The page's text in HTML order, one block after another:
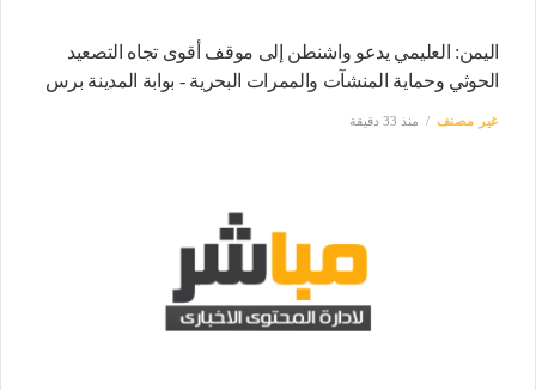
اليمن: العليمي يدعو واشنطن إلى موقف أقوى تجاه التصعيد
الحوثي وحماية المنشآت والممرات البحرية - بوابة المدينة برس
غير مصنف منذ 33 دقيقة